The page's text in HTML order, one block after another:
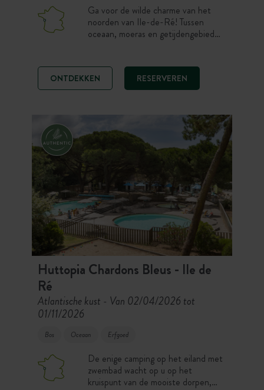
Ga voor de wilde charme van het
noorden van Ile-de-Ré! Tussen
oceaan, moeras en getijdengebied
van slow life, onze
tentaccommodaties en
staanplaatsen wachten op u voor
getijden. Een geheim paradijsje aan
de punt van Ile de Ré!
ONTDEKKEN RESERVEREN
Huttopia Chardons Bleus - Ile de
Ré
Atlantische kust - Van 02/04/2026 tot
01/11/2026
Bos Oceaan Erfgoed
De enige camping op het eiland met
zwembad wacht op u op het
kruispunt van de mooiste dorpen,